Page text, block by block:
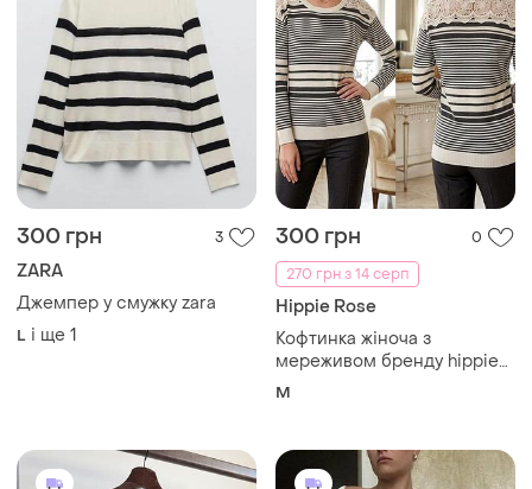
300 грн 3
ZARA
Джемпер у смужку zara
L і ще 1
300 грн
0
270 грн з 14 серп
Hippie Rose
Кофтинка жіноча з
мереживом бренду hippie
rose. заміри:пог-55 см,
-67 см.
M